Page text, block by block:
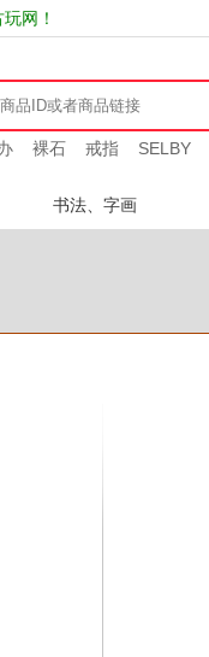
网！
裸石 戒指 SELBY
书法、字画